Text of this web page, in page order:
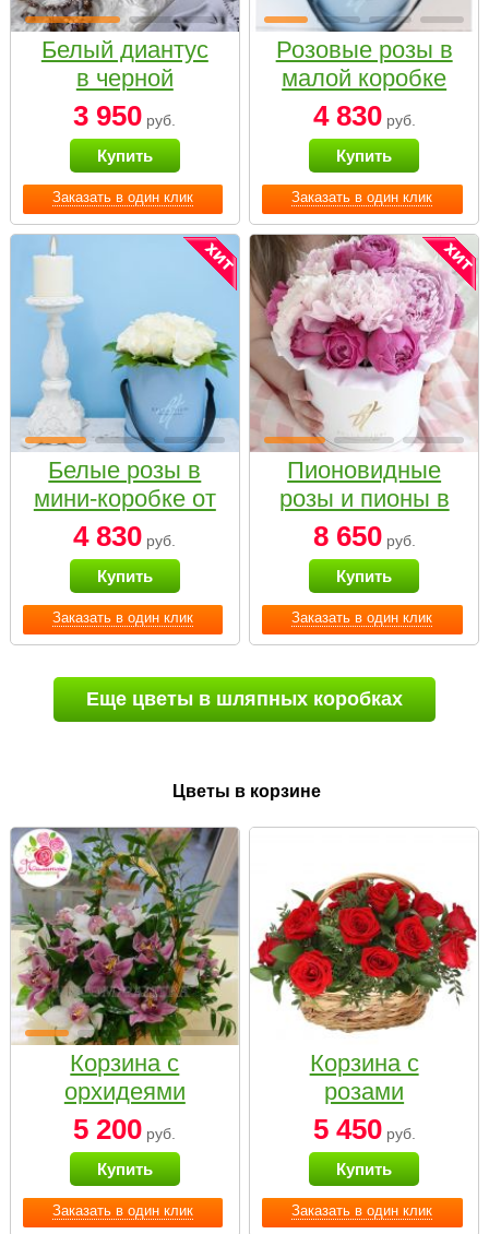
Заказать в один клик
Белый диантус
в черной
коробке Small
3 950 руб.
Купить
Заказать в один клик
Розовые розы в
малой коробке
4 830руб.
Купить
Заказать в один клик
Белые розы в
мини-коробке от
Bella Fiori
4 830 руб.
Купить
Заказать в один клик
Пионовидные
розы и пионы в
белой коробке
Small
8 650руб.
Купить
Еще цветы в шляпных коробках
Цветы в корзине
Заказать в один клик
Корзина с
орхидеями
малая
5 200 руб.
Купить
Заказать в один клик
Корзина с
розами
«Красный
Париж»
5 450руб.
Купить